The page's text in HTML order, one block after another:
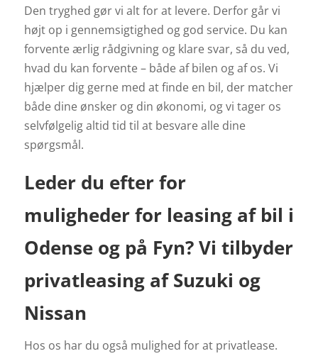
Den tryghed gør vi alt for at levere. Derfor går vi
højt op i gennemsigtighed og god service. Du kan
forvente ærlig rådgivning og klare svar, så du ved,
hvad du kan forvente – både af bilen og af os. Vi
hjælper dig gerne med at finde en bil, der matcher
både dine ønsker og din økonomi, og vi tager os
selvfølgelig altid tid til at besvare alle dine
spørgsmål.
Leder du efter for
muligheder for leasing af bil i
Odense og på Fyn? Vi tilbyder
privatleasing afSuzuki og
Nissan
Hos os har du også mulighed for at privatlease.